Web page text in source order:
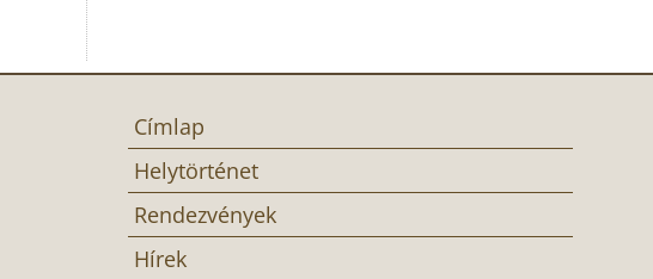
Címlap
Helytörténet
Rendezvények
Hírek